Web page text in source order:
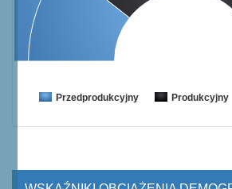
Przedprodukcyjny Produkcyjny